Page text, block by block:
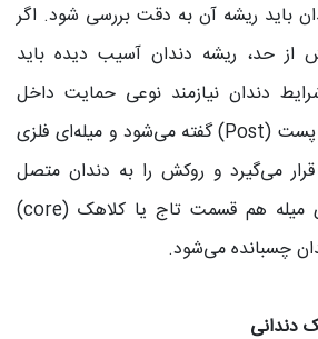
باید ریشه آن به دقت بررسی شود. اگر
از حد، ریشه دندان آسیب دیده باید
دندان نیازمند نوعی حمایت داخل
ریشه‌ای است که به آن پست (Post) گفته می‌شود و میله‌ای فلزی
می‌گیرد و روکش را به دندان متصل
می‎کند. در قسمت بالای میله هم قسمت تاج یا کلاهک (core)
چسبانده می‌شود.
دندانی